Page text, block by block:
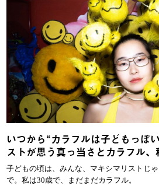
いつから“カラフルは子どもっぽ
ストが思う真っ当さとカラフル
子どもの頃は、みんな、マキシマリストじ
で。私は30歳で、まだまだカラフル。